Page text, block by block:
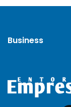
Business